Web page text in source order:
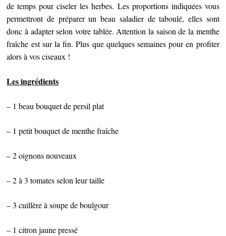
de temps pour ciseler les herbes. Les proportions indiquées vous
permettront de préparer un beau saladier de taboulé, elles sont
donc à adapter selon votre tablée. Attention la saison de la menthe
fraîche est sur la fin. Plus que quelques semaines pour en profiter
alors à vos ciseaux !
Les ingrédients
– 1 beau bouquet de persil plat
– 1 petit bouquet de menthe fraîche
– 2 oignons nouveaux
– 2 à 3 tomates selon leur taille
– 3 cuillère à soupe de boulgour
– 1 citron jaune pressé